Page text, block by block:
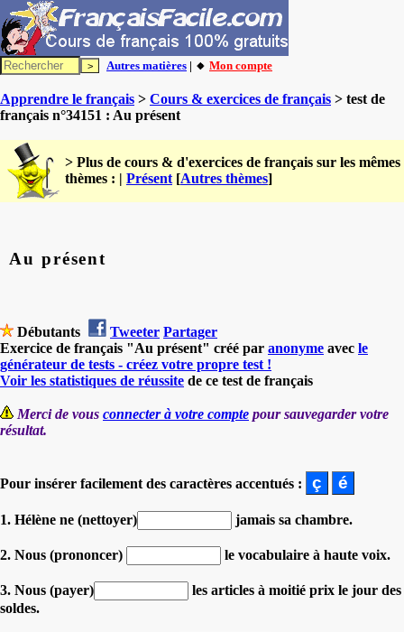
Autres matières | 🔸 Mon compte
Apprendre le français > Cours & exercices de français > test de
français n°34151 : Au présent
> Plus de cours & d'exercices de français sur les mêmes
thèmes : | Présent [Autres thèmes]
Au présent
Débutants Tweeter Partager
Exercice de français "Au présent" créé par anonyme avec le
générateur de tests - créez votre propre test !
Voir les statistiques de réussite de ce test de français
Merci de vous connecter à votre compte pour sauvegarder votre
résultat.
Pour insérer facilement des caractères accentués :
1. Hélène ne (nettoyer) jamais sa chambre.
2. Nous (prononcer) le vocabulaire à haute voix.
3. Nous (payer)
les articles à moitié prix le jour des
soldes.